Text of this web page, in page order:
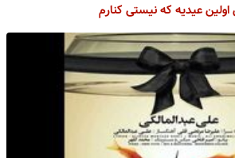
عیدیه که نیستی کنارم